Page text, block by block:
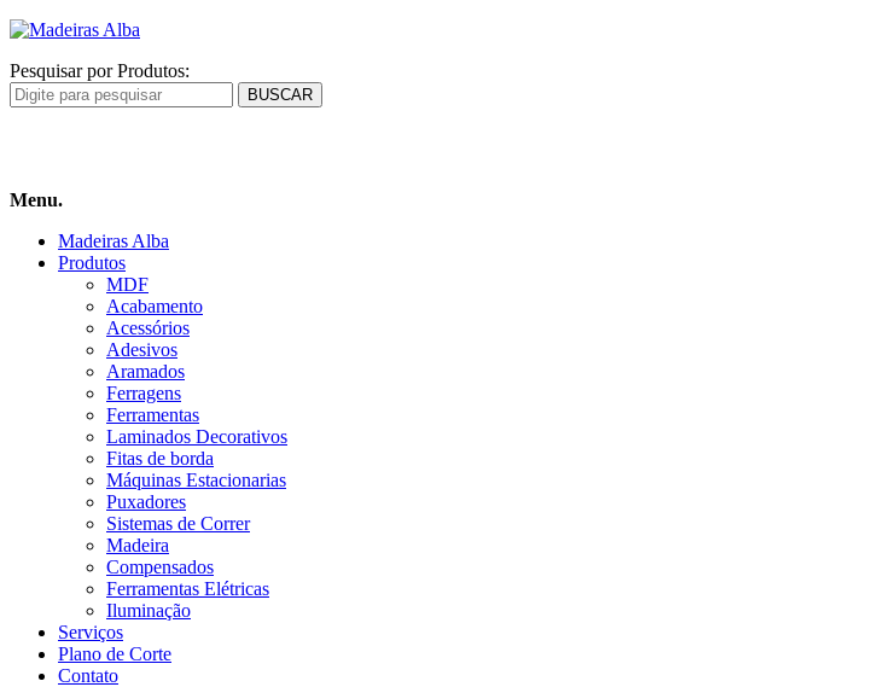
Pesquisar por Produtos:
Menu.
Madeiras Alba
Produtos
MDF
Acabamento
Acessórios
Adesivos
Aramados
Ferragens
Ferramentas
Laminados Decorativos
Fitas de borda
Máquinas Estacionarias
Puxadores
Sistemas de Correr
Madeira
Compensados
Ferramentas Elétricas
Iluminação
Serviços
Plano de Corte
Contato